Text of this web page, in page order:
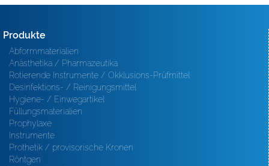
Produkte
Abformmaterialien
Anästhetika / Pharmazeutika
Rotierende Instrumente / Okklusions-Prüfmittel
Desinfektions- / Reinigungsmittel
Hygiene- / Einwegartikel
Füllungsmaterialien
Prophylaxe
Instrumente
Prothetik / provisorische Kronen
Röntgen